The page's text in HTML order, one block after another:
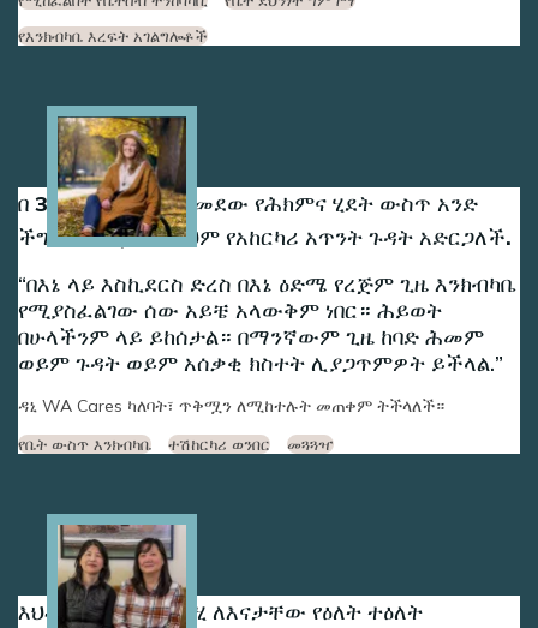
የእንክብካቤ እረፍት አገልግሎቶች
በ 30 ዓመቷ ዳኒ በተለመደው የሕክምና ሂደት ውስጥ አንድ
ችግር አጋጥሟታል ይህም የአከርካሪ አጥንት ጉዳት አድርጋለች.
በእኔ ላይ እስኪደርስ ድረስ በእኔ ዕድሜ የረጅም ጊዜ እንክብካቤ
የሚያስፈልገው ሰው አይቼ አላውቅም ነበር። ሕይወት
በሁላችንም ላይ ይከሰታል። በማንኛውም ጊዜ ከባድ ሕመም
ወይም ጉዳት ወይም አሰቃቂ ክስተት ሊያጋጥምዎት ይችላል.
ዳኒ WA Cares ካለባት፣ ጥቅሟን ለሚከተሉት መጠቀም ትችላለች።
የቤት ውስጥ እንክብካቤ ተሽከርካሪ ወንበር መጓጓዣ
Image
እህቶች ሱን-ሄ እና ዩንሂ ለእናታቸው የዕለት ተዕለት
Image